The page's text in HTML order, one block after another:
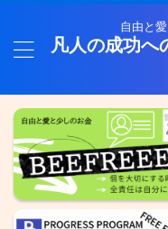
自由と
凡人の成功へ